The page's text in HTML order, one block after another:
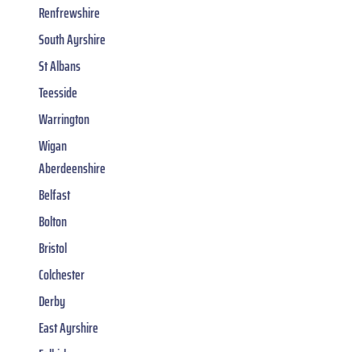
Renfrewshire
South Ayrshire
St Albans
Teesside
Warrington
Wigan
Aberdeenshire
Belfast
Bolton
Bristol
Colchester
Derby
East Ayrshire